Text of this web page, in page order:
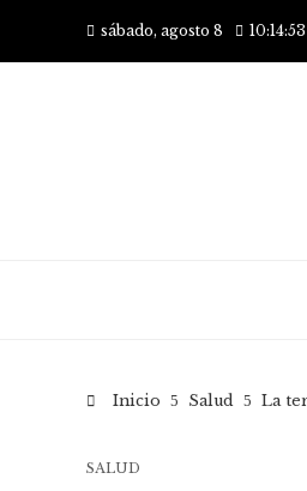
sábado, agosto 8 10:14:54
Inicio Salud La
SALUD